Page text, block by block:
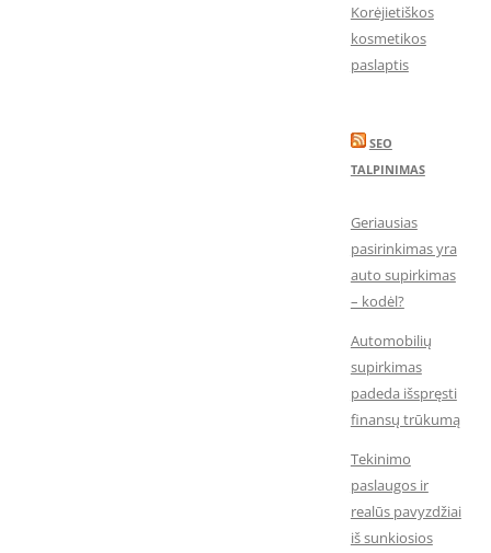
Korėjietiškos
kosmetikos
paslaptis
SEO
TALPINIMAS
Geriausias
pasirinkimas yra
auto supirkimas
– kodėl?
Automobilių
supirkimas
padeda išspręsti
finansų trūkumą
Tekinimo
paslaugos ir
realūs pavyzdžiai
iš sunkiosios